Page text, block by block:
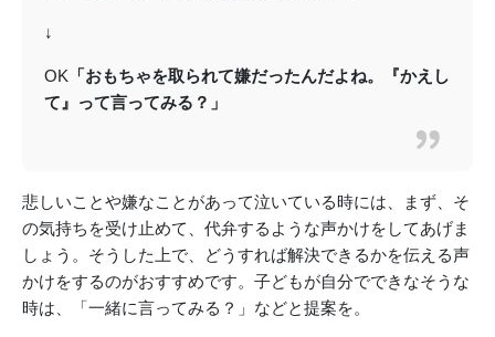
↓
OK 「おもちゃを取られて嫌だったんだよね。『かえし
て』って言ってみる？」
悲しいことや嫌なことがあって泣いている時には、まず、そ
の気持ちを受け止めて、代弁するような声かけをしてあげま
しょう。そうした上で、どうすれば解決できるかを伝える声
かけをするのがおすすめです。子どもが自分でできなそうな
時は、「一緒に言ってみる？」などと提案を。